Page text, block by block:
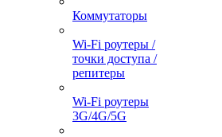
Коммутаторы
Wi-Fi роутеры /
точки доступа /
репитеры
Wi-Fi роутеры
3G/4G/5G